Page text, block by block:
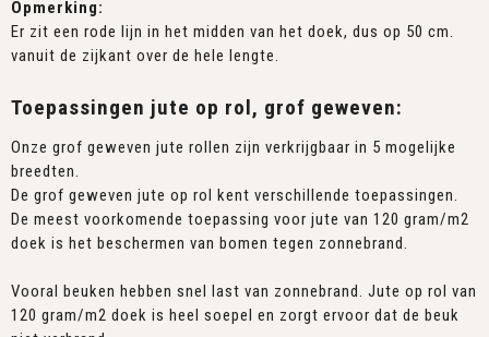
Opmerking:
Er zit een rode lijn in het midden van het doek, dus op 50 cm.
vanuit de zijkant over de hele lengte.
Toepassingen jute op rol, grof geweven:
Onze grof geweven jute rollen zijn verkrijgbaar in 5 mogelijke
breedten.
De grof geweven jute op rol kent verschillende toepassingen.
De meest voorkomende toepassing voor jute van 120 gram/m2
doek is het beschermen van bomen tegen zonnebrand.
Vooral beuken hebben snel last van zonnebrand. Jute op rol van
120 gram/m2 doek is heel soepel en zorgt ervoor dat de beuk